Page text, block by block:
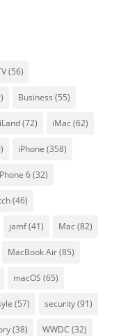
(56)
Business (55)
iLand(72) iMac (62)
iPhone (358)
6(32)
(46)
jamf(41) Mac (82)
MacBook Air(85)
macOS (65)
(57) security(91)
(38) WWDC (32)